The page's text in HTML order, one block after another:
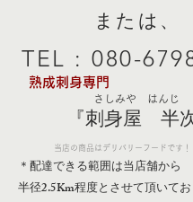
​ または、
TEL :080-
『刺身屋 半次
熟成刺身専門
さしみや はんじ
当店の商品はデリバリーフードです！
＊配達できる範囲は当店舗から
半径2.5Km程度とさせて頂いてお